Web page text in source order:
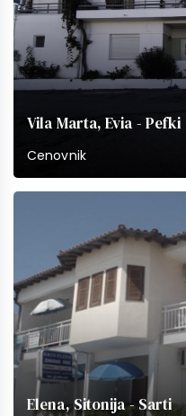
Vila Marta, Evia - Pefki
Cenovnik
Elena, Sitonija - Sarti